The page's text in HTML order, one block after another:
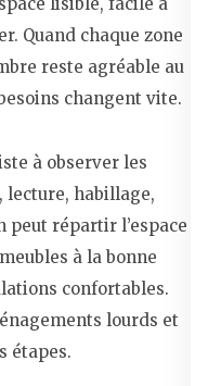
Quand chaque zone
reste agréable au
changent vite.
à observer les
lecture, habillage,
peut répartir l’espace
à la bonne
confortables.
lourds et
étapes.